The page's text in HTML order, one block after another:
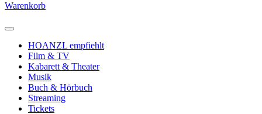
Warenkorb
HOANZL empfiehlt
Film & TV
Kabarett & Theater
Musik
Buch & Hörbuch
Streaming
Tickets